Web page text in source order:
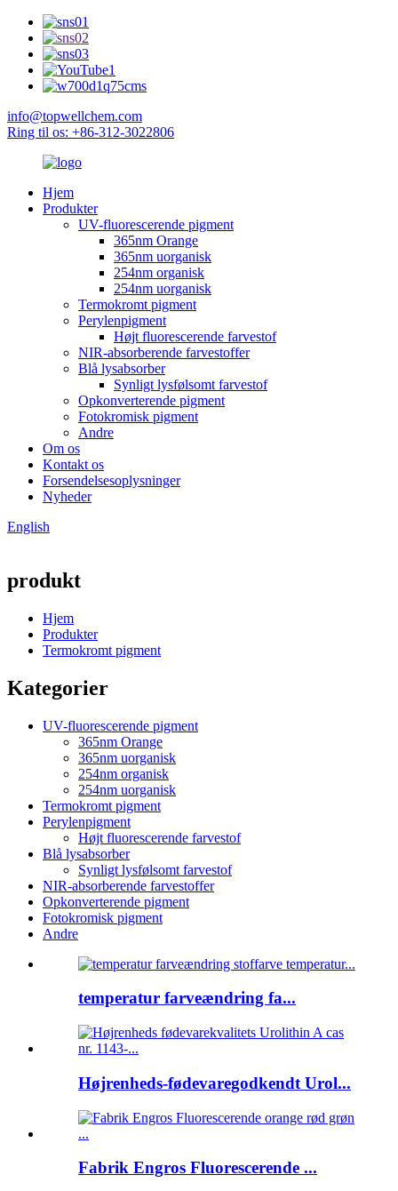
info@topwellchem.com
Ring til os: +86-312-3022806
Hjem
Produkter
UV-fluorescerende pigment
365nm Orange
365nm uorganisk
254nm organisk
254nm uorganisk
Termokromt pigment
Perylenpigment
Højt fluorescerende farvestof
NIR-absorberende farvestoffer
Blå lysabsorber
Synligt lysfølsomt farvestof
Opkonverterende pigment
Fotokromisk pigment
Andre
Om os
Kontakt os
Forsendelsesoplysninger
Nyheder
English
produkt
Hjem
Produkter
Termokromt pigment
Kategorier
UV-fluorescerende pigment
365nm Orange
365nm uorganisk
254nm organisk
254nm uorganisk
Termokromt pigment
Perylenpigment
Højt fluorescerende farvestof
Blå lysabsorber
Synligt lysfølsomt farvestof
NIR-absorberende farvestoffer
Opkonverterende pigment
Fotokromisk pigment
Andre
temperatur farveændring fa...
Højrenheds-fødevaregodkendt Urol...
Fabrik Engros Fluorescerende ...